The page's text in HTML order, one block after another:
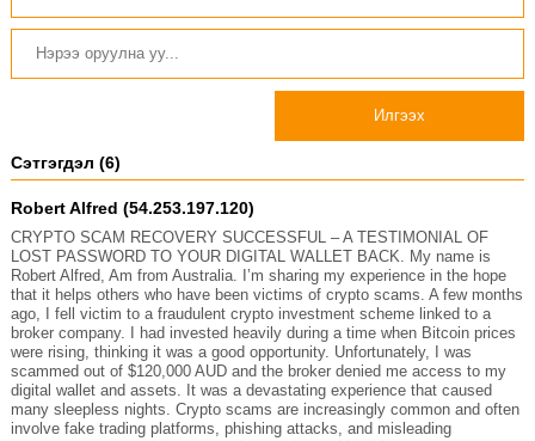
Илгээх
Сэтгэгдэл (6)
Robert Alfred (54.253.197.120)
CRYPTO SCAM RECOVERY SUCCESSFUL – A TESTIMONIAL OF
LOST PASSWORD TO YOUR DIGITAL WALLET BACK. My name is
Robert Alfred, Am from Australia. I’m sharing my experience in the hope
that it helps others who have been victims of crypto scams. A few months
ago, I fell victim to a fraudulent crypto investment scheme linked to a
broker company. I had invested heavily during a time when Bitcoin prices
were rising, thinking it was a good opportunity. Unfortunately, I was
scammed out of $120,000 AUD and the broker denied me access to my
digital wallet and assets. It was a devastating experience that caused
many sleepless nights. Crypto scams are increasingly common and often
involve fake trading platforms, phishing attacks, and misleading